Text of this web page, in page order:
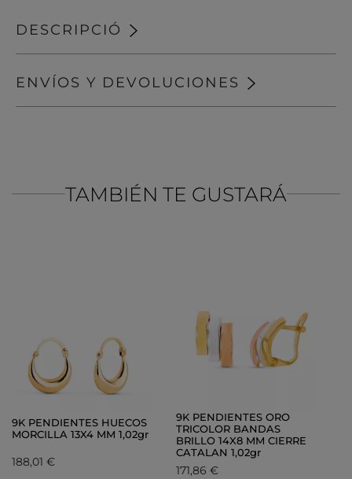
DESCRIPCIÓ
ENVÍOS Y DEVOLUCIONES
TAMBIÉN TE GUSTARÁ
9K PENDIENTES HUECOS
MORCILLA 13X4 MM 1,02gr
188,01 €
9K PENDIENTES ORO
TRICOLOR BANDAS
BRILLO 14X8 MM CIERRE
CATALAN 1,02gr
171,86 €